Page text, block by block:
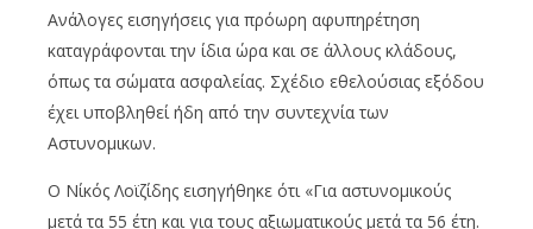
Ανάλογες εισηγήσεις για πρόωρη αφυπηρέτηση
καταγράφονται την ίδια ώρα και σε άλλους κλάδους,
όπως τα σώματα ασφαλείας. Σχέδιο εθελούσιας εξόδου
έχει υποβληθεί ήδη από την συντεχνία των
Αστυνομικων.
Ο Νίκός Λοϊζίδης εισηγήθηκε ότι ­«Για αστυνομικούς
μετά τα 55 έτη και για τους αξιωματικούς μετά τα 56 έτη.